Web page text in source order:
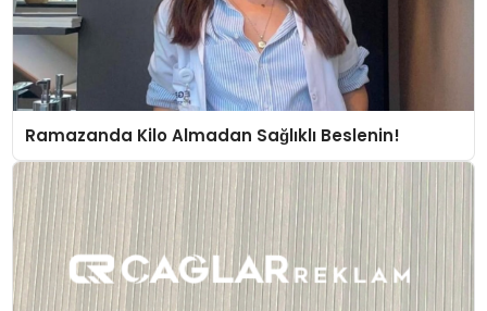
Ramazanda Kilo Almadan Sağlıklı Beslenin!